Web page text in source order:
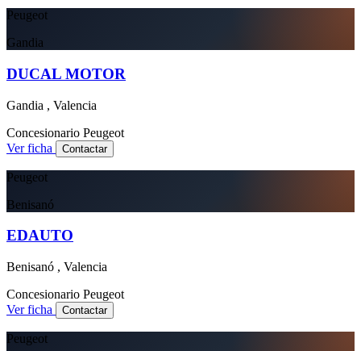
Peugeot
Gandia
DUCAL MOTOR
Gandia , Valencia
Concesionario Peugeot
Ver ficha
Contactar
Peugeot
Benisanó
EDAUTO
Benisanó , Valencia
Concesionario Peugeot
Ver ficha
Contactar
Peugeot